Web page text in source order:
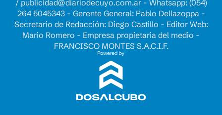
/ publicidad@diariodecuyo.com.ar- Whatsapp: (054)
264 5045343 - Gerente General: Pablo Dellazoppa -
Secretario de Redacción: Diego Castillo - Editor Web:
Mario Romero - Empresa propietaria del medio -
FRANCISCO MONTES S.A.C.I.F.